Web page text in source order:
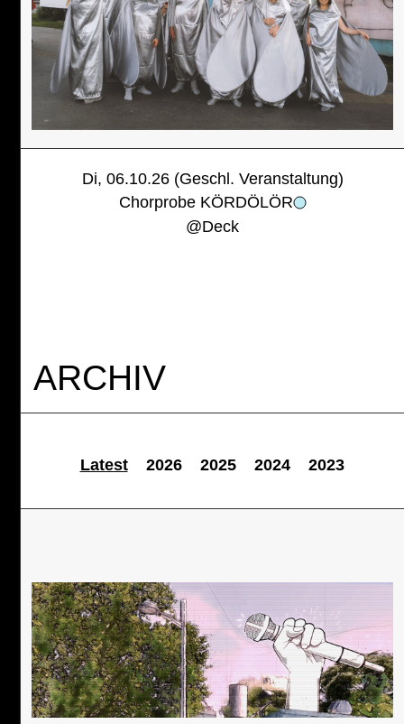
Di, 06.10.26 (Geschl. Veranstaltung)
Chorprobe KÖRDÖLÖR
@Deck
ARCHIV
Latest 2026 2025 2024 2023